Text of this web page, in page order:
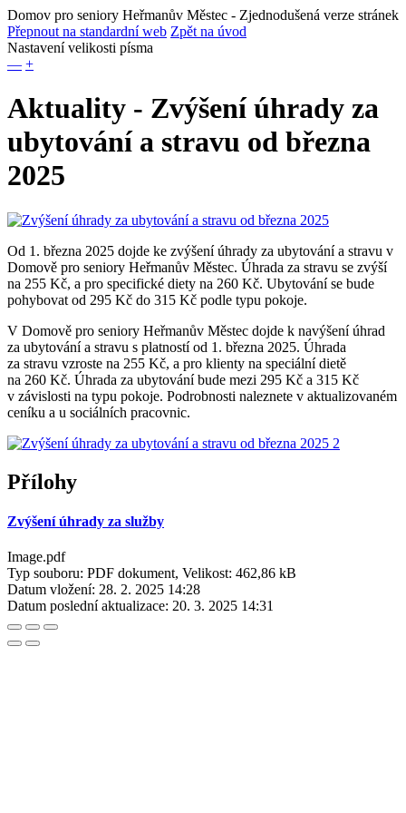
Domov pro seniory Heřmanův Městec - Zjednodušená verze stránek
Přepnout na standardní web Zpět na úvod
Nastavení velikosti písma
— +
Aktuality - Zvýšení úhrady za
ubytování a stravu od března
2025
Od 1. března 2025 dojde ke zvýšení úhrady za ubytování a stravu v
Domově pro seniory Heřmanův Městec. Úhrada za stravu se zvýší
na 255 Kč, a pro specifické diety na 260 Kč. Ubytování se bude
pohybovat od 295 Kč do 315 Kč podle typu pokoje.
V Domově pro seniory Heřmanův Městec dojde k navýšení úhrad
za ubytování a stravu s platností od 1. března 2025. Úhrada
za stravu vzroste na 255 Kč, a pro klienty na speciální dietě
na 260 Kč. Úhrada za ubytování bude mezi 295 Kč a 315 Kč
v závislosti na typu pokoje. Podrobnosti naleznete v aktualizovaném
ceníku a u sociálních pracovnic.
Přílohy
Zvýšení úhrady za služby
Image.pdf
Typ souboru: PDF dokument, Velikost: 462,86 kB
Datum vložení: 28. 2. 2025 14:28
Datum poslední aktualizace: 20. 3. 2025 14:31